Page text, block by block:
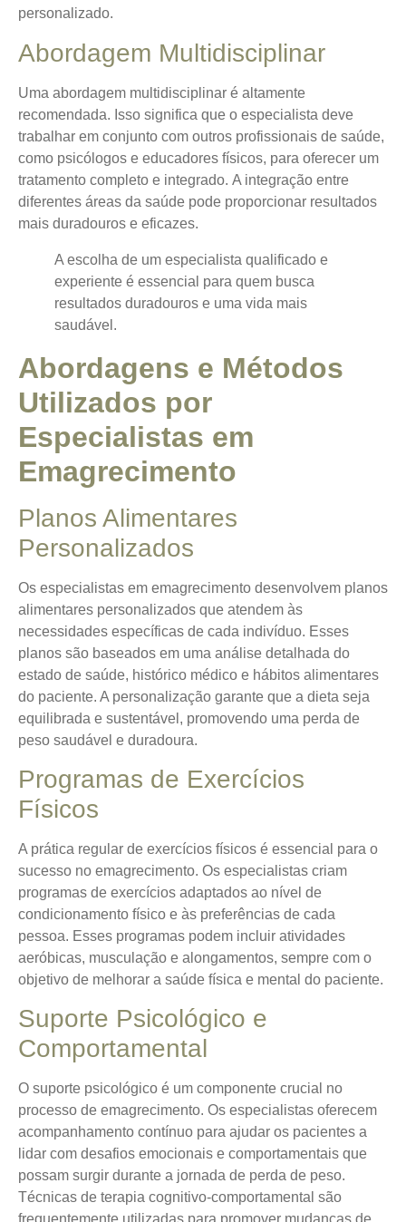
personalizado.
Abordagem Multidisciplinar
Uma abordagem multidisciplinar é altamente
recomendada. Isso significa que o especialista deve
trabalhar em conjunto com outros profissionais de saúde,
como psicólogos e educadores físicos, para oferecer um
tratamento completo e integrado. A integração entre
diferentes áreas da saúde pode proporcionar resultados
mais duradouros e eficazes.
A escolha de um especialista qualificado e
experiente é essencial para quem busca
resultados duradouros e uma vida mais
saudável.
Abordagens e Métodos
Utilizados por
Especialistas em
Emagrecimento
Planos Alimentares
Personalizados
Os especialistas em emagrecimento desenvolvem planos
alimentares personalizados que atendem às
necessidades específicas de cada indivíduo. Esses
planos são baseados em uma análise detalhada do
estado de saúde, histórico médico e hábitos alimentares
do paciente. A personalização garante que a dieta seja
equilibrada e sustentável, promovendo uma perda de
peso saudável e duradoura.
Programas de Exercícios
Físicos
A prática regular de exercícios físicos é essencial para o
sucesso no emagrecimento. Os especialistas criam
programas de exercícios adaptados ao nível de
condicionamento físico e às preferências de cada
pessoa. Esses programas podem incluir atividades
aeróbicas, musculação e alongamentos, sempre com o
objetivo de melhorar a saúde física e mental do paciente.
Suporte Psicológico e
Comportamental
O suporte psicológico é um componente crucial no
processo de emagrecimento. Os especialistas oferecem
acompanhamento contínuo para ajudar os pacientes a
lidar com desafios emocionais e comportamentais que
possam surgir durante a jornada de perda de peso.
Técnicas de terapia cognitivo-comportamental são